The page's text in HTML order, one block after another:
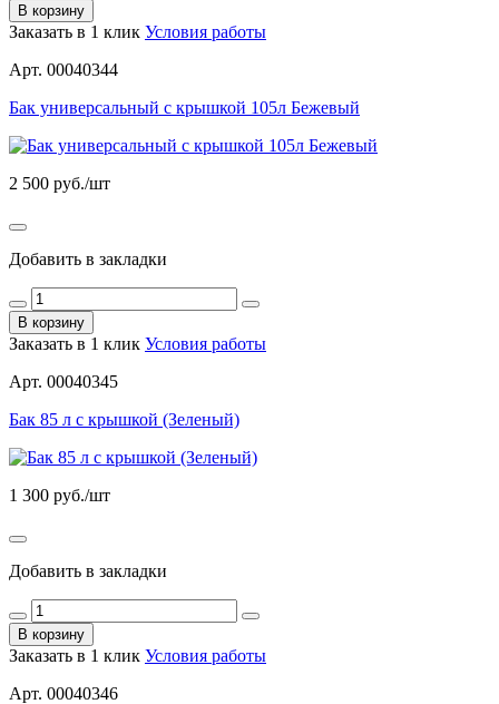
В корзину
Заказать в 1 клик Условия работы
Арт. 00040344
Бак универсальный с крышкой 105л Бежевый
2 500 руб./шт
Добавить в закладки
В корзину
Заказать в 1 клик Условия работы
Арт. 00040345
Бак 85 л с крышкой (Зеленый)
1 300 руб./шт
Добавить в закладки
В корзину
Заказать в 1 клик Условия работы
Арт. 00040346